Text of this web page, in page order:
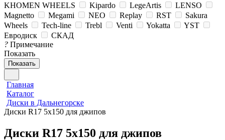
KHOMEN WHEELS
Kipardo LegeArtis
LENSO
Magnetto
Megami NEO Replay RST
Sakura
Wheels
Tech-line Trebl Venti Yokatta
YST
Евродиск
СКАД
? Примечание
Показать
Показать
Главная
Каталог
Диски в Дальнегорске
Диски R17 5х150 для джипов
Диски R17 5х150 для джипов